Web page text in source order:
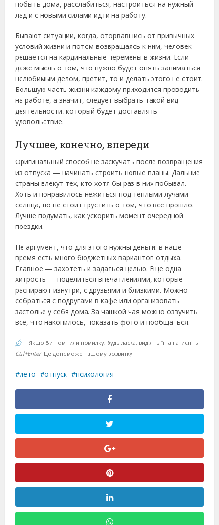
побыть дома, расслабиться, настроиться на нужный
лад и с новыми силами идти на работу.
Бывают ситуации, когда, оторвавшись от привычных
условий жизни и потом возвращаясь к ним, человек
решается на кардинальные перемены в жизни. Если
даже мысль о том, что нужно будет опять заниматься
нелюбимым делом, претит, то и делать этого не стоит.
Большую часть жизни каждому приходится проводить
на работе, а значит, следует выбрать такой вид
деятельности, который будет доставлять
удовольствие.
Лучшее, конечно, впереди
Оригинальный способ не заскучать после возвращения
из отпуска — начинать строить новые планы. Дальние
страны влекут тех, кто хотя бы раз в них побывал.
Хоть и понравилось нежиться под теплыми лучами
солнца, но не стоит грустить о том, что все прошло.
Лучше подумать, как ускорить момент очередной
поездки.
Не аргумент, что для этого нужны деньги: в наше
время есть много бюджетных вариантов отдыха.
Главное — захотеть и задаться целью. Еще одна
хитрость — поделиться впечатлениями, которые
распирают изнутри, с друзьями и близкими. Можно
собраться с подругами в кафе или организовать
застолье у себя дома. За чашкой чая можно озвучить
все, что накопилось, показать фото и пообщаться.
Якщо Ви помітили помилку, будь ласка, виділіть її та натисніть
Ctrl+Enter. Це допоможе нашому розвитку!
лето отпуск психология